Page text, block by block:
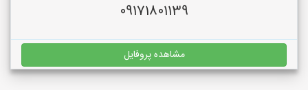
09171801139
مشاهده پروفایل